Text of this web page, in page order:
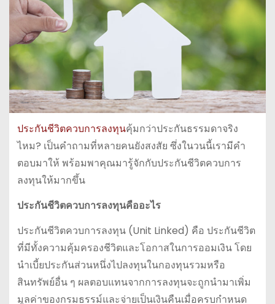
ประกันชีวิตควบการลงทุนคุ้มกว่าประกันธรรมดาจริง
ไหม? เป็นคำถามที่หลายคนยังสงสัย ซึ่งในวนนี้เรามีคำ
ตอบมาให้ พร้อมพาคุณมารู้จักกับประกันชีวิตควบการ
ลงทุนให้มากขึ้น
ประกันชีวิตควบการลงทุนคืออะไร
ประกันชีวิตควบการลงทุน (Unit Linked) คือ ประกันชีวิต
ที่มีทั้งความคุ้มครองชีวิตและโอกาสในการออมเงิน โดย
นำเบี้ยประกันส่วนหนึ่งไปลงทุนในกองทุนรวมหรือ
สินทรัพย์อื่น ๆ ผลตอบแทนจากการลงทุนจะถูกนำมาเพิ่ม
มูลค่าของกรมธรรม์และจ่ายเป็นเงินคืนเมื่อครบกำหนด